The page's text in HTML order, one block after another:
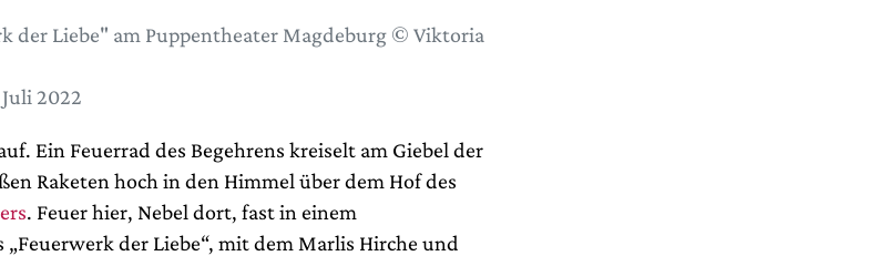
der Liebe" am Puppentheater Magdeburg © Viktoria
2022
Ein Feuerrad des Begehrens kreiselt am Giebel der
Raketen hoch in den Himmel über dem Hof des
. Feuer hier, Nebel dort, fast in einem
„Feuerwerk der Liebe“, mit dem Marlis Hirche und